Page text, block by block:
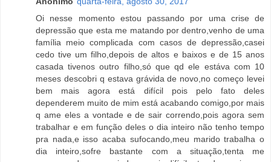
Oi nesse momento estou passando por uma crise de
depressão que esta me matando por dentro,venho de uma
família meio complicada com casos de depressão,casei
cedo tive um filho,depois de altos e baixos e de 15 anos
casada tivenos outro filho,só que qd ele estáva com 10
meses descobri q estava grávida de novo,no começo levei
bem mais agora está difícil pois pelo fato deles
dependerem muito de mim está acabando comigo,por mais
q ame eles a vontade e de sair correndo,pois agora sem
trabalhar e em função deles o dia inteiro não tenho tempo
pra nada,e isso acaba sufocando,meu marido trabalha o
dia inteiro,sofre bastante com a situação,tenta me